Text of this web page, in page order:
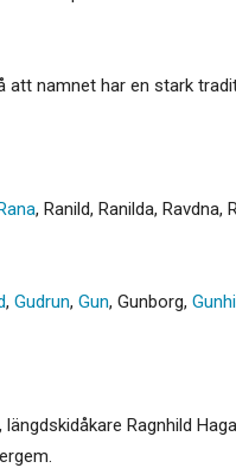
namnet har en stark
, Ranild, Ranilda, Ravdna,
, Gudrun, Gun, Gunborg,
Ragnhild